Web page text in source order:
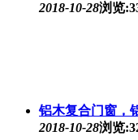
2018-10-28浏览
铝木复合门窗，
2018-10-28浏览